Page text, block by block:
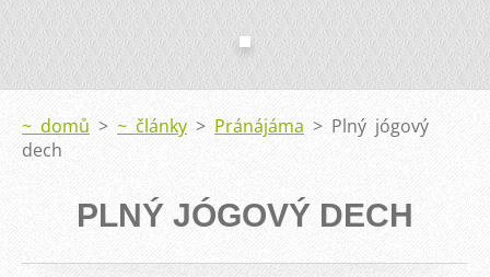
~ domů > ~ články > Pránájáma > Plný jógový
dech
PLNÝ JÓGOVÝ DECH